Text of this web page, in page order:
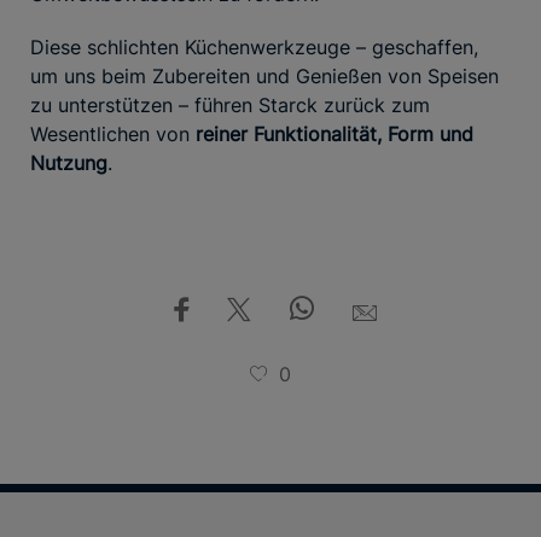
Diese schlichten Küchenwerkzeuge – geschaffen,
um uns beim Zubereiten und Genießen von Speisen
zu unterstützen – führen Starck zurück zum
Wesentlichen von reiner Funktionalität, Form und
Nutzung.
0